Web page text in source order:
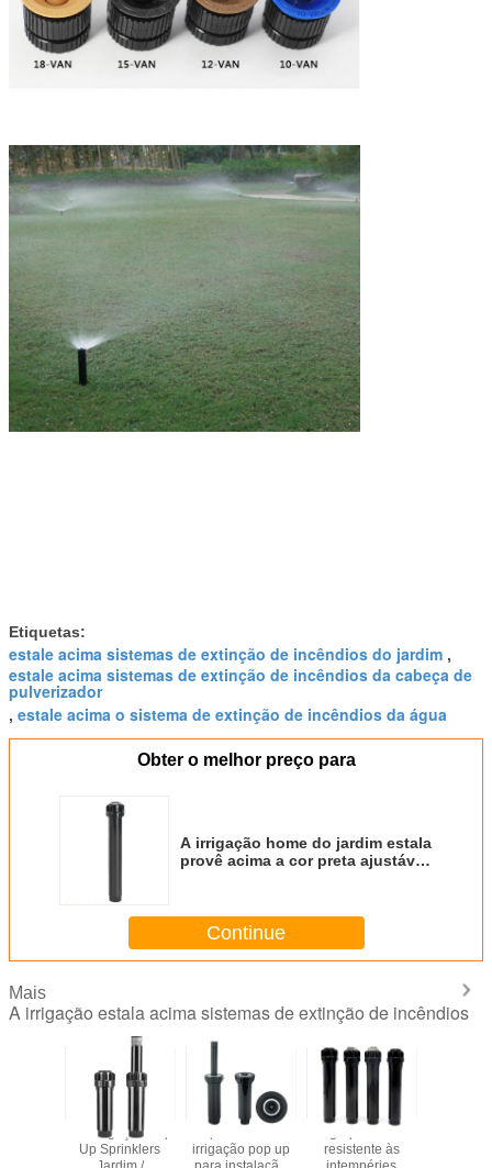
Etiquetas:
estale acima sistemas de extinção de incêndios do jardim ,
estale acima sistemas de extinção de incêndios da cabeça de
pulverizador
, estale acima o sistema de extinção de incêndios da água
Obter o melhor preço para
A irrigação home do jardim estala
provê acima a cor preta ajustável
Continue
Mais
A irrigação estala acima sistemas de extinção de incêndios
1/2' Irrigação Pop
Up Sprinklers
irrigação pop up
resistente às